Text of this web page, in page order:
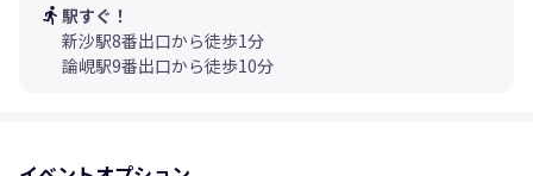
directions_run 駅すぐ！
新沙駅8番出口から徒歩1分
論峴駅9番出口から徒歩10分